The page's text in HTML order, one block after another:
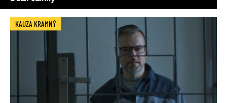
KAUZA KRAMNÝ